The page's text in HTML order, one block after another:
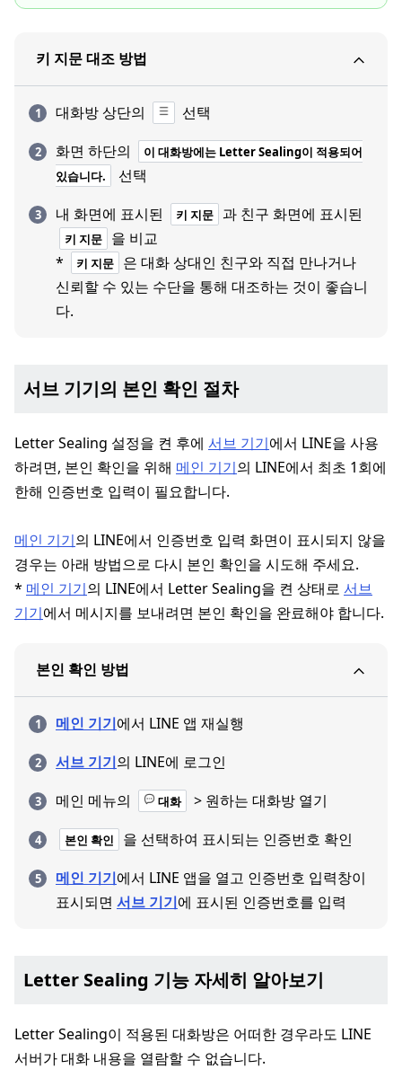
키 지문 대조 방법
대화방 상단의
선택
화면 하단의
이 대화방에는 Letter Sealing이 적용되어
있습니다.
선택
내 화면에 표시된
키 지문 과 친구 화면에 표시된
키 지문
을 비교
*
키 지문
은 대화 상대인 친구와 직접 만나거나
신뢰할 수 있는 수단을 통해 대조하는 것이 좋습니
다.
서브 기기의 본인 확인 절차
Letter Sealing 설정을 켠 후에 서브 기기에서 LINE을 사용
하려면, 본인 확인을 위해 메인 기기의 LINE에서 최초 1회에
한해 인증번호 입력이 필요합니다.
메인 기기의 LINE에서 인증번호 입력 화면이 표시되지 않을
경우는 아래 방법으로 다시 본인 확인을 시도해 주세요.
* 메인 기기의 LINE에서 Letter Sealing을 켠 상태로 서브
기기에서 메시지를 보내려면 본인 확인을 완료해야 합니다.
본인 확인 방법
메인 기기에서 LINE 앱 재실행
서브 기기의 LINE에 로그인
메인 메뉴의
대화 > 원하는 대화방 열기
본인 확인
을 선택하여 표시되는 인증번호 확인
메인 기기에서 LINE 앱을 열고 인증번호 입력창이
표시되면 서브 기기에 표시된 인증번호를 입력
Letter Sealing 기능 자세히 알아보기
Letter Sealing이 적용된 대화방은 어떠한 경우라도 LINE
서버가 대화 내용을 열람할 수 없습니다.